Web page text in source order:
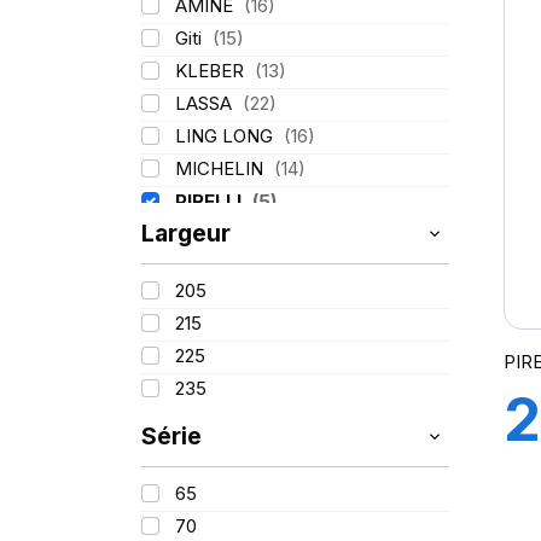
AMINE (16)
Giti (15)
KLEBER (13)
LASSA (22)
LING LONG (16)
MICHELIN (14)
PIRELLI (5)
TIGAR
Largeur
205
215
225
235
Série
65
70